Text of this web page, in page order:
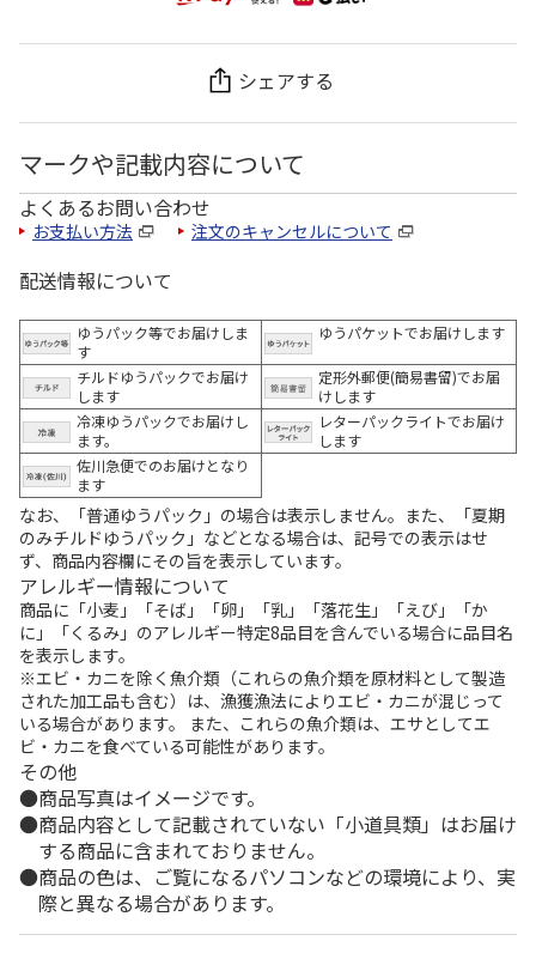
シェアする
マークや記載内容について
よくあるお問い合わせ
お支払い方法 注文のキャンセルについて
配送情報について
ゆうパック等でお届けしま
す
ゆうパケットでお届けします
チルドゆうパックでお届け
します
定形外郵便(簡易書留)でお届
けします
冷凍ゆうパックでお届けし
ます。
レターパックライトでお届け
します
佐川急便でのお届けとなり
ます
なお、「普通ゆうパック」の場合は表示しません。また、「夏期
のみチルドゆうパック」などとなる場合は、記号での表示はせ
ず、商品内容欄にその旨を表示しています。
アレルギー情報について
商品に「小麦」「そば」「卵」「乳」「落花生」「えび」「か
に」「くるみ」のアレルギー特定8品目を含んでいる場合に品目名
を表示します。
※エビ・カニを除く魚介類（これらの魚介類を原材料として製造
された加工品も含む）は、漁獲漁法によりエビ・カニが混じって
いる場合があります。 また、これらの魚介類は、エサとしてエ
ビ・カニを食べている可能性があります。
その他
商品写真はイメージです。
商品内容として記載されていない「小道具類」はお届け
する商品に含まれておりません。
商品の色は、ご覧になるパソコンなどの環境により、実
際と異なる場合があります。